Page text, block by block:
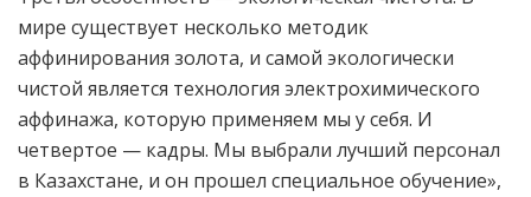
мире существует несколько методик
аффинирования золота, и самой экологически
чистой является технология электрохимического
аффинажа, которую применяем мы у себя. И
четвертое — кадры. Мы выбрали лучший персонал
в Казахстане, и он прошел специальное обучение»,